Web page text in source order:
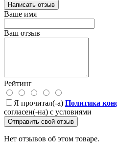
Написать отзыв
Ваше имя
Ваш отзыв
Рейтинг
Я прочитал(-а) Политика
согласен(-на) с условиями
Отправить свой отзыв
Нет отзывов об этом товаре.